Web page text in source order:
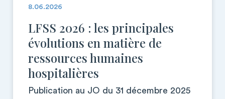
8.06.2026
LFSS 2026 : les principales
évolutions en matière de
ressources humaines
hospitalières
Publication au JO du 31 décembre 2025